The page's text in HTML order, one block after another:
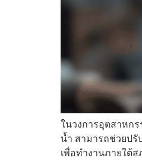
ในวงการอุตสาหก
น้ำ สามารถช่วยปรั
เพื่อทำงานภายใต้